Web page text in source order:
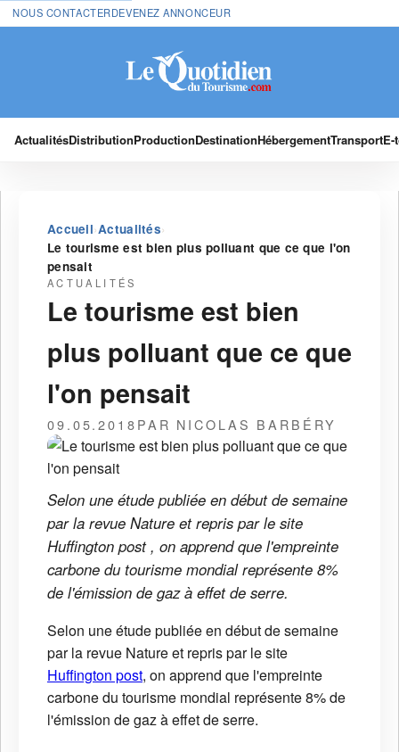
NOUS CONTACTERDEVENEZ ANNONCEUR
ActualitésDistributionProductionDestinationHébergementTransport
Accueil›Actualités›
Le tourisme est bien plus polluant que ce que l'on
pensait
ACTUALITÉS
Le tourisme est bien
plus polluant que ce que
l'on pensait
09.05.2018PAR NICOLAS BARBÉRY
Selon une étude publiée en début de semaine
par la revue Nature et repris par le site
Huffington post , on apprend que l'empreinte
carbone du tourisme mondial représente 8%
de l'émission de gaz à effet de serre.
Selon une étude publiée en début de semaine
par la revue Nature et repris par le site
Huffington post, on apprend que l'empreinte
carbone du tourisme mondial représente 8% de
l'émission de gaz à effet de serre.